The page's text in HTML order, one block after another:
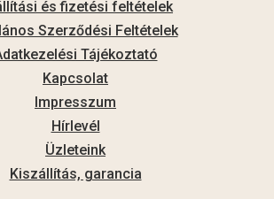
és fizetési feltételek
Szerződési Feltételek
Tájékoztató
Kapcsolat
Impresszum
Hírlevél
Üzleteink
Kiszállítás, garancia